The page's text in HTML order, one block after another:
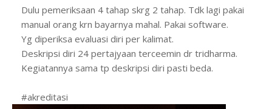
Dulu pemeriksaan 4 tahap skrg 2 tahap. Tdk lagi pakai
manual orang krn bayarnya mahal. Pakai software.
Yg diperiksa evaluasi diri per kalimat.
Deskripsi diri 24 pertajyaan terceemin dr tridharma.
Kegiatannya sama tp deskripsi diri pasti beda.
#akreditasi